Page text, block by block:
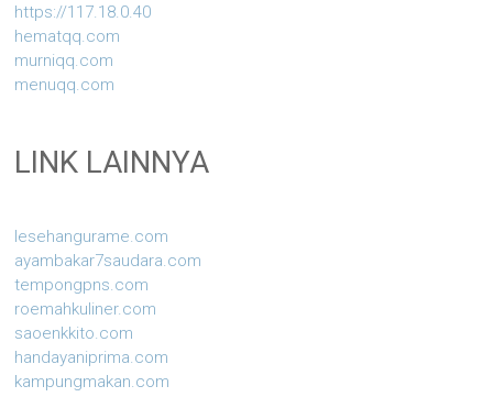
https://117.18.0.40
hematqq.com
murniqq.com
menuqq.com
LINK LAINNYA
lesehangurame.com
ayambakar7saudara.com
tempongpns.com
roemahkuliner.com
saoenkkito.com
handayaniprima.com
kampungmakan.com